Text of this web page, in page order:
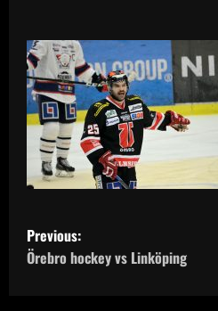
P
o
Previous:
Örebro hockey vs Linköping